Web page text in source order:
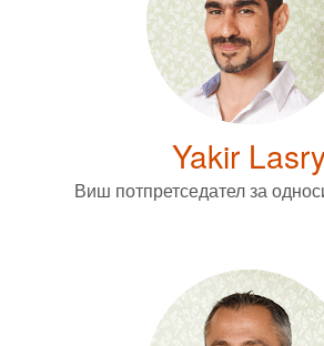
Yakir
Виш потпретседател за